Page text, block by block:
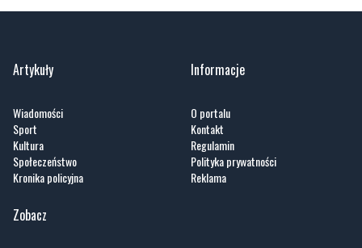
Artykuły
Wiadomości
Sport
Kultura
Społeczeństwo
Kronika policyjna
Informacje
O portalu
Kontakt
Regulamin
Polityka prywatności
Reklama
Zobacz